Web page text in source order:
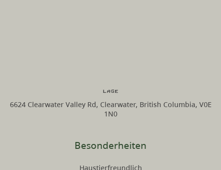
Besonderheiten
Haustierfreundlich
Lage
6624 Clearwater Valley Rd, Clearwater, British Columbia, V0E
1N0